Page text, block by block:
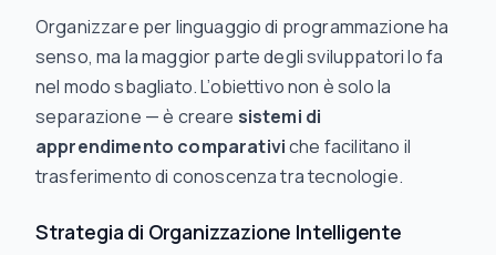
Organizzare per linguaggio di programmazione ha
senso, ma la maggior parte degli sviluppatori lo fa
nel modo sbagliato. L’obiettivo non è solo la
separazione — è creare sistemi di
apprendimento comparativiche facilitano il
trasferimento di conoscenza tra tecnologie.
Strategia di Organizzazione Intelligente